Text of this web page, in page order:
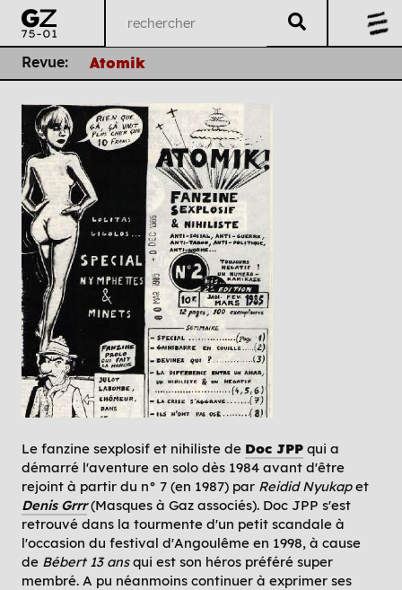
Revue: Atomik
Le fanzine sexplosif et nihiliste de Doc JPP qui a
démarré l'aventure en solo dès 1984 avant d'être
rejoint à partir du n° 7 (en 1987) par Reidid Nyukapet
Denis Grrr(Masques à Gaz associés). Doc JPP s'est
retrouvé dans la tourmente d'un petit scandale à
l'occasion du festival d'Angoulême en 1998, à cause
de Bébert 13 ansqui est son héros préféré super
membré. A pu néanmoins continuer à exprimer ses